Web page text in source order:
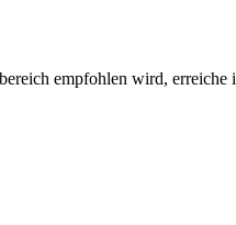
empfohlen wird,